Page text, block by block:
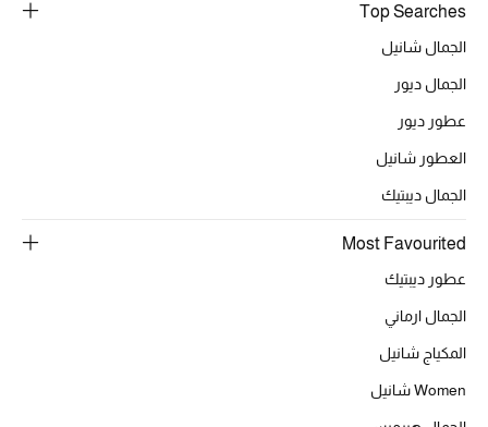
ما وصلنا حديثاً
الموسم الجديد
ركن أناقة المنتجعات
حصريًا عبر الإنترنت
جميع إصدارتنا النسائية
الحب للمحلي
Top Searches
الجمال شانيل
الجمال ديور
عطور ديور
العطور شانيل
الجمال ديبتيك
Most Favourited
عطور ديبتيك
الجمال ارماني
المكياج شانيل
Women شانيل